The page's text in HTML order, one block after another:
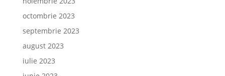
octombrie 2023
septembrie 2023
august 2023
iulie 2023